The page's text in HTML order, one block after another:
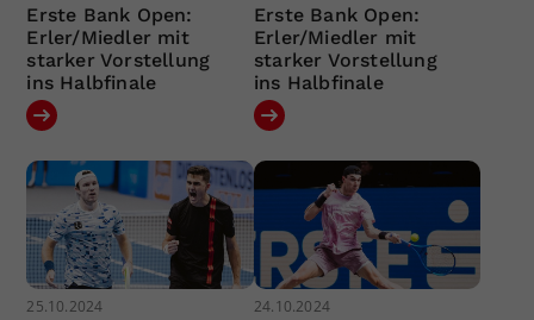
Erste Bank Open:
Erler/Miedler mit
starker Vorstellung
ins Halbfinale
Erste Bank Open:
Erler/Miedler mit
starker Vorstellung
ins Halbfinale
25.10.2024 24.10.2024